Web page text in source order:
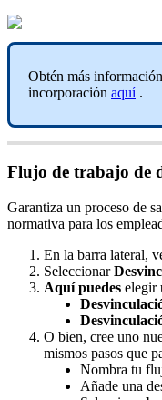
Obtén más información
incorporación aquí .
Flujo de trabajo de
Garantiza un proceso de
normativa para los
En la barra lateral,
Seleccionar
Aquí puedes elegir
Desvinculaci
Desvinculaci
O bien, cree uno
mismos pasos que
Nombra tu
Añade una